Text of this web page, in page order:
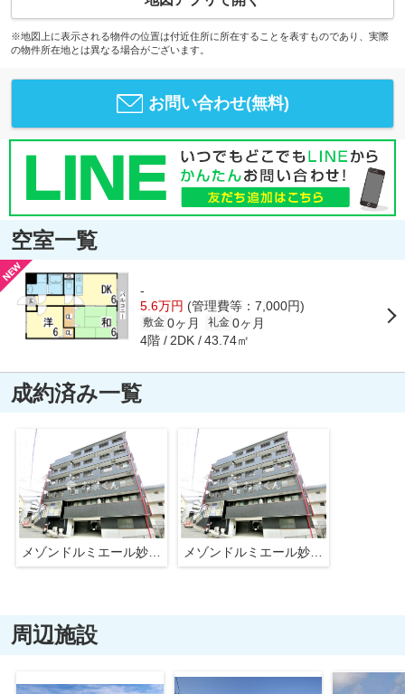
※地図上に表示される物件の位置は付近住所に所在することを表すものであり、実際
の物件所在地とは異なる場合がございます。
お問い合わせ(無料)
空室一覧
-
5.6万円 (管理費等：7,000円)
敷金 0ヶ月 礼金 0ヶ月
4階 2DK 43.74㎡
成約済み一覧
メゾンドルミエール妙法寺
周辺施設